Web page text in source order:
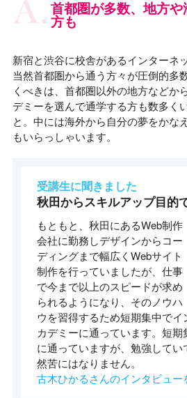
首都圏が多数、地方
方も
新宿と渋谷に校舎があるインターネ
当然首都圏から通う方々が圧倒的多
くべきは、首都圏以外の地方などか
デミーを選んで通学する方も数多く
と。中には海外から自分の夢をかな
もいらっしゃいます。
受講生に聞きました
秋田からスキルアップ目的
もともと、秋田にあるWeb制作
会社に勤務しデザインからコー
ディングまで幅広くWebサイト
制作を行っていましたが、仕事
で今まで以上のスピードが求め
られるようになり、そのノウハ
ウを習得するため短期集中でイ
カデミーに通っています。短期
に通っていますが、勉強してい
然苦にはなりません。
古木ひかるさんのインタビュー